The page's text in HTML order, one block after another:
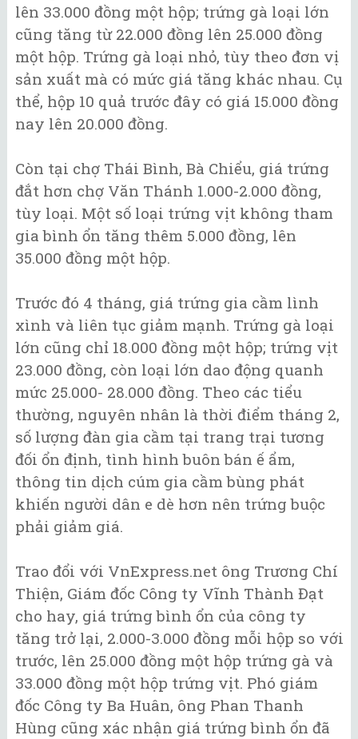
lên 33.000 đồng một hộp; trứng gà loại lớn
cũng tăng từ 22.000 đồng lên 25.000 đồng
một hộp. Trứng gà loại nhỏ, tùy theo đơn vị
sản xuất mà có mức giá tăng khác nhau. Cụ
thể, hộp 10 quả trước đây có giá 15.000 đồng
nay lên 20.000 đồng.
Còn tại chợ Thái Bình, Bà Chiểu, giá trứng
đắt hơn chợ Văn Thánh 1.000-2.000 đồng,
tùy loại. Một số loại trứng vịt không tham
gia bình ổn tăng thêm 5.000 đồng, lên
35.000 đồng một hộp.
Trước đó 4 tháng, giá trứng gia cầm lình
xình và liên tục giảm mạnh. Trứng gà loại
lớn cũng chỉ 18.000 đồng một hộp; trứng vịt
23.000 đồng, còn loại lớn dao động quanh
mức 25.000- 28.000 đồng. Theo các tiểu
thường, nguyên nhân là thời điểm tháng 2,
số lượng đàn gia cầm tại trang trại tương
đối ổn định, tình hình buôn bán ế ẩm,
thông tin dịch cúm gia cầm bùng phát
khiến người dân e dè hơn nên trứng buộc
phải giảm giá.
Trao đổi với VnExpress.net ông Trương Chí
Thiện, Giám đốc Công ty Vĩnh Thành Đạt
cho hay, giá trứng bình ổn của công ty
tăng trở lại, 2.000-3.000 đồng mỗi hộp so với
trước, lên 25.000 đồng một hộp trứng gà và
33.000 đồng một hộp trứng vịt. Phó giám
đốc Công ty Ba Huân, ông Phan Thanh
Hùng cũng xác nhận giá trứng bình ổn đã